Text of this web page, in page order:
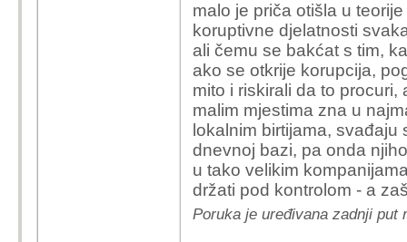
malo je priča otišla u
koruptivne djelatnosti
ali čemu se bakćat s tim,
ako se otkrije korupcija,
mito i riskirali da to
malim mjestima zna u
lokalnim birtijama,
dnevnoj bazi, pa onda
u tako velikim
držati pod kontrolom - a
Poruka je uređivana zadnji put